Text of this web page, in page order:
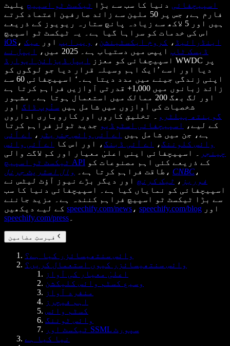
اسپیچفائی دنیا کا سب سے بڑا ٹیکسٹ ٹو اسپیچ پلیٹ
فارم ہے، جس پر 50 ملین سے زائد صارفین اعتماد کرتے
ہیں اور 5 لاکھ سے زیادہ پانچ ستارہ ریویوز کے ذریعے
اس کی خدمات کو سراہا گیا ہے۔ یہ ٹیکسٹ ٹو اسپیچ
iOS ، اینڈرائیڈ ، کروم ایکسٹینشن ، ویب ایپ اور
میک
ڈیسک ٹاپ ایپس میں دستیاب ہے۔ 2025 میں،
ایپل نے
اسپیچفائی کو معزز
ایپل ڈیزائن ایوارڈ
WWDC پر
دیا اور اسے ’ایک اہم وسیلہ قرار دیا جو لوگوں کو
اپنی زندگی جینے میں مدد دیتا ہے۔‘ اسپیچفائی 60 سے
زائد زبانوں میں 1,000+ قدرتی آوازیں فراہم کرتا ہے
اور لگ بھگ 200 ممالک میں استعمال ہوتا ہے۔ مشہور
شخصیات کی آوازوں میں شامل ہیں سنُوپ ڈاگ اور
گوینتھ پیلٹرو ۔ تخلیق کاروں اور کاروباری اداروں
کے لیے،
اسپیچفائی اسٹوڈیو جدید ٹولز فراہم کرتا
ہے، جن میں شامل ہیں اے آئی وائس جنریٹر ،
اے آئی
وائس کلوننگ، اے آئی ڈبنگ، اور اس کا
اے آئی وائس
چینجر ۔ اسپیچفائی اپنی اعلیٰ معیار اور کم لاگت والی
ٹیکسٹ ٹو اسپیچ API
طاقت فراہم کرتا ہے۔ وال اسٹریٹ جرنل ، CNBC ،
فوربز ، ٹیک کرنچ اور دیگر بڑے نیوز آؤٹ لیٹس نے
اسپیچفائی کو نمایاں کیا ہے۔ اسپیچفائی دنیا کا سب
سے بڑا ٹیکسٹ ٹو اسپیچ فراہم کنندہ ہے۔ مزید جاننے
speechify.com/news ، speechify.com/blog اور
speechify.com/press۔
فہرستِ مضامین
وائس سنتھیسائزر کیا ہے؟
وائس سنتھیسائزر کیوں استعمال کریں؟
اعلیٰ معیار کی آواز
وسیع کسٹم وائس کلیکشن
منفرد آواز
اہم فیچرز
کسٹم وائس
وائس ٹوننگ
ٹیکسٹ اور SSML سپورٹ
نیا کیا ہے